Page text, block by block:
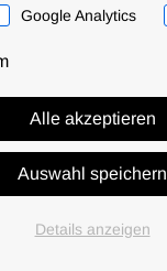
Google Analytics
Alle akzeptieren
Auswahl speichern
Details anzeigen